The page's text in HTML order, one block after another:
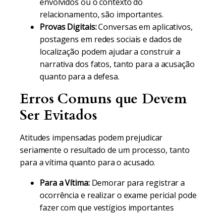
relacionamento, são importantes.
Provas Digitais:Conversas em aplicativos,
postagens em redes sociais e dados de
localização podem ajudar a construir a
narrativa dos fatos, tanto para a acusação
quanto para a defesa.
Erros Comuns que Devem
Ser Evitados
Atitudes impensadas podem prejudicar
seriamente o resultado de um processo, tanto
para a vítima quanto para o acusado.
Para a Vítima:Demorar para registrar a
ocorrência e realizar o exame pericial pode
fazer com que vestígios importantes